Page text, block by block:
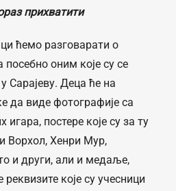
прихватити
ћемо разговарати о
оним које су се
Сарајеву. Деца ће на
да виде фотографије са
постере које су за ту
Ворхол, Хенри Мур,
и други, али и медаље,
реквизите које су учесници